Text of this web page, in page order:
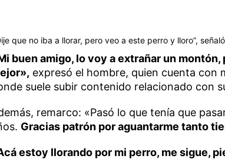
que no iba a llorar, pero veo a este perro y lloro”,
buen amigo, lo voy a extrañar un
expresó el hombre, quien cuenta con
suele subir contenido relacionado con
remarco: «Pasó lo que tenía que
Gracias patrón por aguantarme tanto
estoy llorando por mi perro, me sigue,